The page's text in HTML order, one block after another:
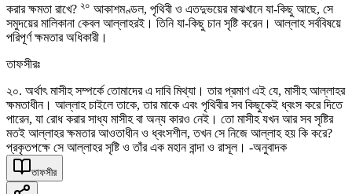
করার ক্ষমতা রাখে? ২০ আকাশমণ্ডল, পৃথিবী ও এতদুভয়ের মাঝখানে যা-কিছু আছে, সে
সমুদয়ের মালিকানা কেবল আল্লাহরই। তিনি যা-কিছু চান সৃষ্টি করেন। আল্লাহ সর্ববিষয়ে
পরিপূর্ণ ক্ষমতার অধিকারী।
তাফসীরঃ
২০. অর্থাৎ মাসীহ সম্পর্কে তোমাদের এ দাবি মিথ্যা। তার প্রমাণ এই যে, মাসীহ আল্লাহর
ক্ষমতাধীন। আল্লাহ চাইলে তাকে, তার মাকে এবং পৃথিবীর সব কিছুকেই ধ্বংস করে দিতে
পারেন, যা রোধ করার সাধ্য মাসীহ বা অন্য কারও নেই। তো মাসীহ যখন আর সব সৃষ্টির
মতই আল্লাহর ক্ষমতার আওতাধীন ও ধ্বংসশীল, তখন সে নিজে আল্লাহ হয় কি করে?
প্রকৃতপক্ষে সে আল্লাহর সৃষ্টি ও তাঁর এক মহান বান্দা ও রাসূল। -অনুবাদক
তাফসীর